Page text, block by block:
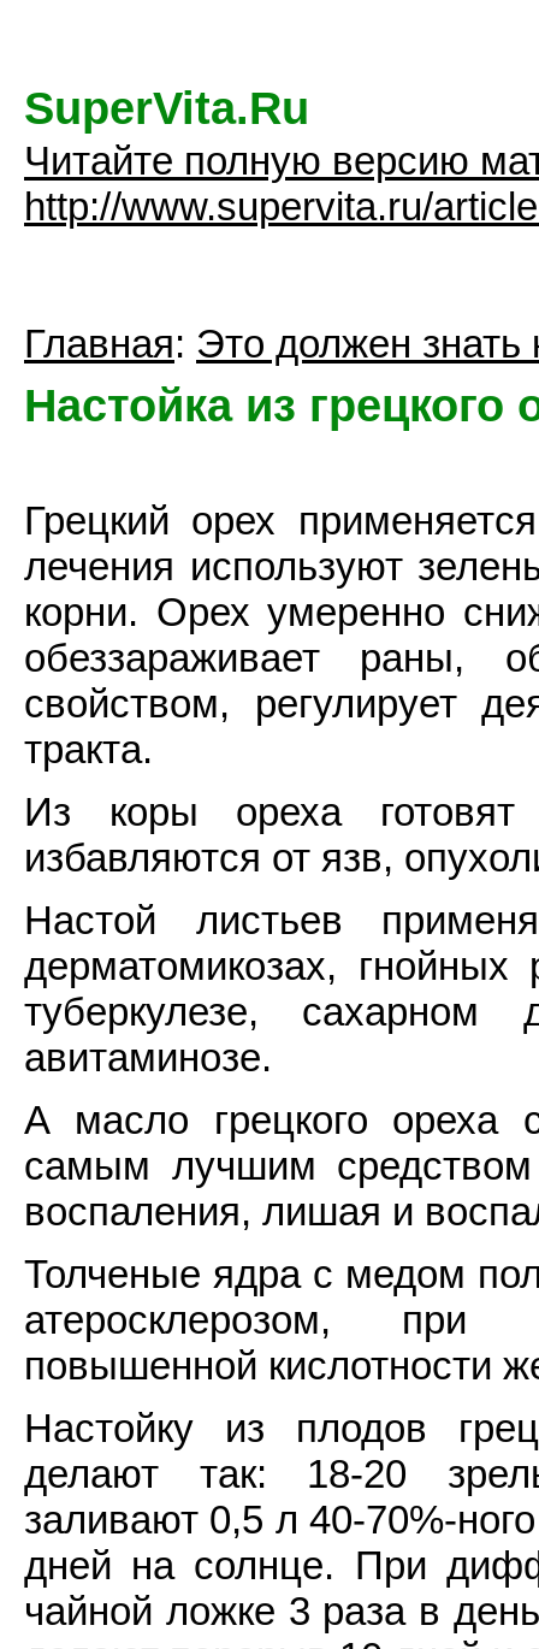
SuperVita.Ru
Читайте полную версию
http://www.supervita.ru/
Главная: Это должен
Настойка из грецкого
Грецкий орех
лечения используют
корни. Орех умеренно
обеззараживает раны,
свойством, регулирует
тракта.
Из коры ореха
избавляются от язв,
Настой листьев
дерматомикозах, гнойных
туберкулезе, сахарном
авитаминозе.
А масло грецкого ореха
самым лучшим средством
воспаления, лишая и
Толченые ядра с медом
атеросклерозом, при
повышенной кислотности
Настойку из плодов
делают так: 18-20
заливают 0,5 л 40-70%-
дней на солнце. При
чайной ложке 3 раза в